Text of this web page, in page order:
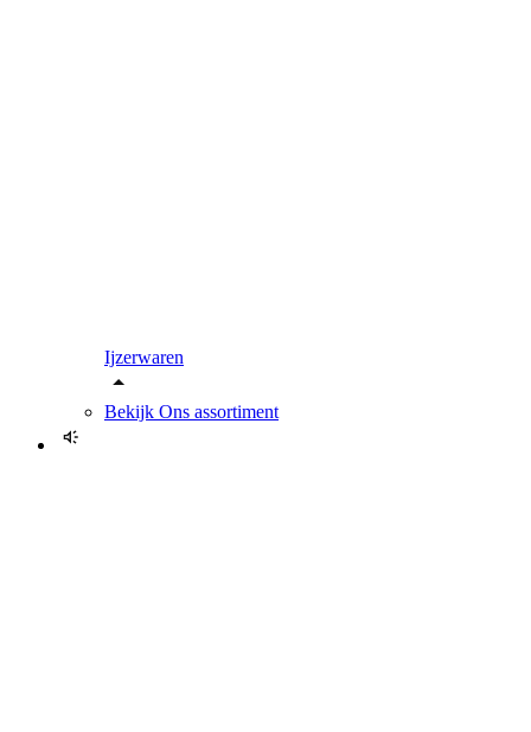
Ijzerwaren
Bekijk Ons assortiment